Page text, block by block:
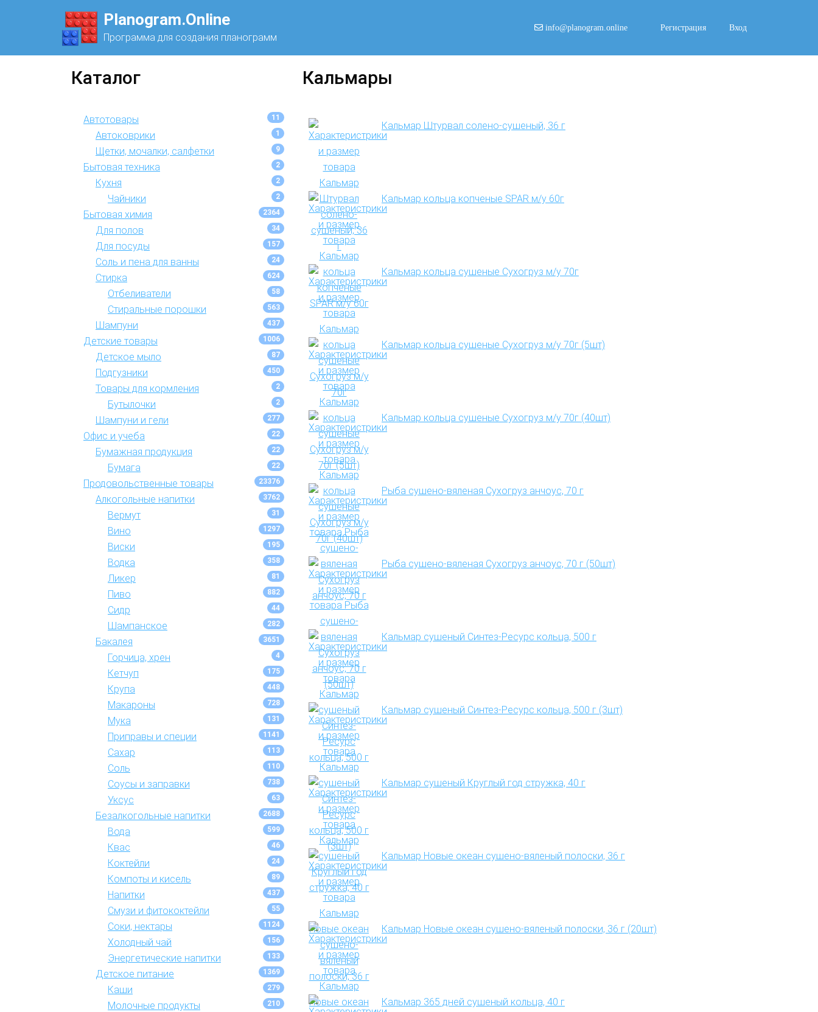
Planogram.Online
Программа для создания планограмм
info@planogram.online Регистрация Вход
Каталог
Автотовары 11
Автоковрики 1
Щетки, мочалки, салфетки 9
Бытовая техника 2
Кухня 2
Чайники 2
Бытовая химия 2364
Для полов 34
Для посуды 157
Соль и пена для ванны 24
Стирка 624
Отбеливатели 58
Стиральные порошки 563
Шампуни 437
Детские товары 1006
Детское мыло 87
Подгузники 450
Товары для кормления 2
Бутылочки 2
Шампуни и гели 277
Офис и учеба 22
Бумажная продукция 22
Бумага 22
Продовольственные товары 23376
Алкогольные напитки 3762
Вермут 31
Вино 1297
Виски 195
Водка 358
Ликер 81
Пиво 882
Сидр 44
Шампанское 282
Бакалея 3651
Горчица, хрен 4
Кетчуп 175
Крупа 448
Макароны 728
Мука 131
Приправы и специи 1141
Сахар 113
Соль 110
Соусы и заправки 738
Уксус 63
Безалкогольные напитки 2688
Вода 599
Квас 46
Коктейли 24
Компоты и кисель 89
Напитки 437
Смузи и фитококтейли 55
Соки, нектары 1124
Холодный чай 156
Энергетические напитки 133
Детское питание 1369
Каши 279
Молочные продукты 210
Кальмары
Кальмар Штурвал солено-сушеный, 36 г
Кальмар кольца копченые SPAR м/у 60г
Кальмар кольца сушеные Сухогруз м/у 70г
Кальмар кольца сушеные Сухогруз м/у 70г (5шт)
Кальмар кольца сушеные Сухогруз м/у 70г (40шт)
Рыба сушено-вяленая Сухогруз анчоус, 70 г
Рыба сушено-вяленая Сухогруз анчоус, 70 г (50шт)
Кальмар сушеный Синтез-Ресурс кольца, 500 г
Кальмар сушеный Синтез-Ресурс кольца, 500 г (3шт)
Кальмар сушеный Круглый год стружка, 40 г
Кальмар Новые океан сушено-вяленый полоски, 36 г
Кальмар Новые океан сушено-вяленый полоски, 36 г (20шт)
Кальмар 365 дней сушеный кольца, 40 г